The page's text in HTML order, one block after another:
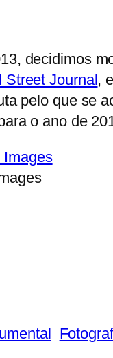
decidimos
Street Journal ,
pelo que se
o ano de